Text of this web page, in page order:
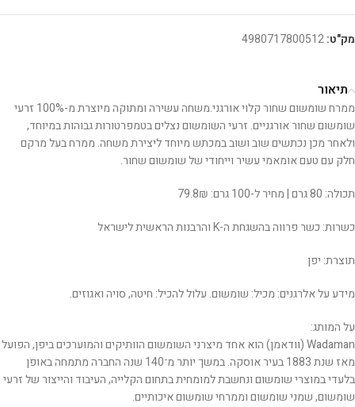
מק"ט:4980717800512
תיאור
ממרח שומשום שחור קלוי אורגני.משחה עשירה ומתוקה מיוצרת מ-100% זרעי
שומשום שחור אורגניים. זרעי השומשום נצלים בטמפרטורות גבוהות במיוחד,
ולאחר מכן נכתשים שוב ושוב במכתש מיוחד ליצירת משחה. ממרח בעל מרקם
חלק עם טעם אומאמי עשיר וייחודי של שומשום שחור.
תכולה: 80 גרם | מחיר ל-100 גרם: 79.8₪
כשרות: כשר פרווה בהשגחת ה-K והרבנות הראשית לישראל
תוצרת: יפן
מידע על אלרגנים: מכיל: שומשום. עלול להכיל: חיטה, סויה ואגוזים.
על המותג:
Wadaman (וודאמן) הוא אחד מיצרני השומשום הוותיקים והמוערכים ביפן, הפועל
מאז שנת 1883 בעיר אוסקה. במשך יותר מ־140 שנה החברה מתמחה באופן
בלעדי במוצרי שומשום ונחשבת למומחית בתחום הקלייה, העיבוד והייצור של זרעי
שומשום, שמני שומשום וממרחי שומשום איכותיים.